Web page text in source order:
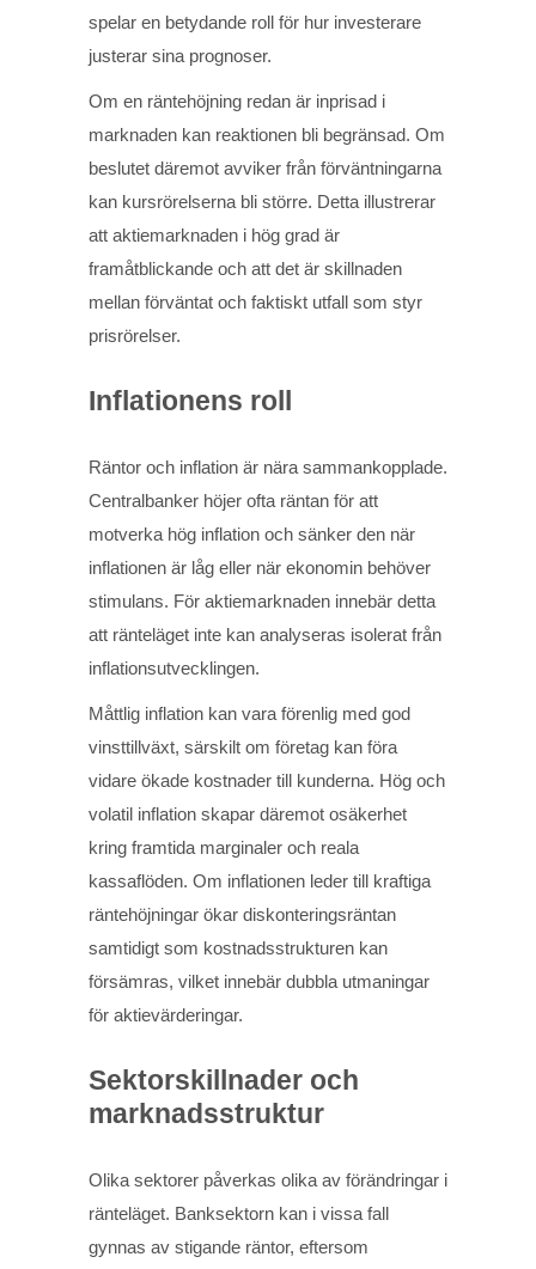
spelar en betydande roll för hur investerare
justerar sina prognoser.
Om en räntehöjning redan är inprisad i
marknaden kan reaktionen bli begränsad. Om
beslutet däremot avviker från förväntningarna
kan kursrörelserna bli större. Detta illustrerar
att aktiemarknaden i hög grad är
framåtblickande och att det är skillnaden
mellan förväntat och faktiskt utfall som styr
prisrörelser.
Inflationens roll
Räntor och inflation är nära sammankopplade.
Centralbanker höjer ofta räntan för att
motverka hög inflation och sänker den när
inflationen är låg eller när ekonomin behöver
stimulans. För aktiemarknaden innebär detta
att ränteläget inte kan analyseras isolerat från
inflationsutvecklingen.
Måttlig inflation kan vara förenlig med god
vinsttillväxt, särskilt om företag kan föra
vidare ökade kostnader till kunderna. Hög och
volatil inflation skapar däremot osäkerhet
kring framtida marginaler och reala
kassaflöden. Om inflationen leder till kraftiga
räntehöjningar ökar diskonteringsräntan
samtidigt som kostnadsstrukturen kan
försämras, vilket innebär dubbla utmaningar
för aktievärderingar.
Sektorskillnader och
marknadsstruktur
Olika sektorer påverkas olika av förändringar i
ränteläget. Banksektorn kan i vissa fall
gynnas av stigande räntor, eftersom